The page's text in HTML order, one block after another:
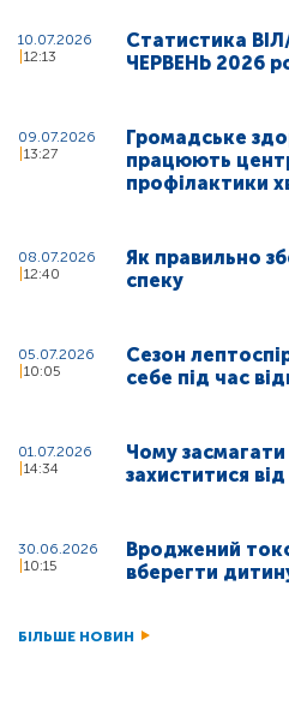
10.07.2026
12:13
Статистика
ЧЕРВЕНЬ 2026
09.07.2026
13:27
Громадське
працюють
профілактики
08.07.2026
12:40
Як правильно
спеку
05.07.2026
10:05
Сезон
себе під час
01.07.2026
14:34
Чому
захиститися
30.06.2026
10:15
Вроджений
вберегти
БІЛЬШЕ НОВИН